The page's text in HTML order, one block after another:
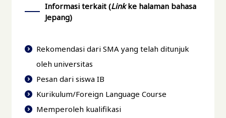
Informasi terkait (Linkke halaman bahasa
Jepang)
Rekomendasi dari SMA yang telah ditunjuk
oleh universitas
Pesan dari siswa IB
Kurikulum/Foreign Language Course
Memperoleh kualifikasi